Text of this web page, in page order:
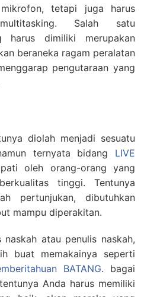
tetapi juga harus
Salah satu
harus dimiliki merupakan
beraneka ragam peralatan
pengutaraan yang
diolah menjadi sesuatu
ternyata bidang LIVE
oleh orang-orang yang
tinggi. Tentunya
pertunjukan, dibutuhkan
mampu diperakitan.
atau penulis naskah,
buat memakainya seperti
BATANG. bagai
Anda harus memiliki